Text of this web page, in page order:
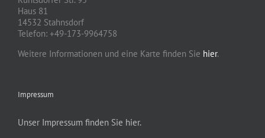
Haus 81
14532 Stahnsdorf
Telefon: +49-173-9964758
Weitere Informationen und eine Karte finden Sie hier.
Impressum
Unser Impressum finden Sie hier.